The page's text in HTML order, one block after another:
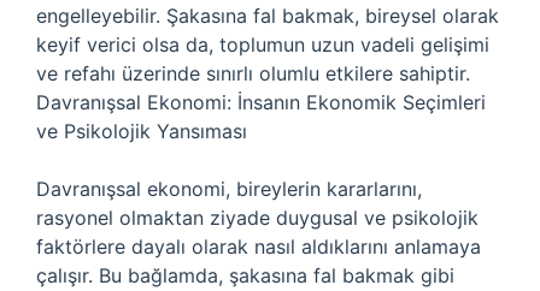
engelleyebilir. Şakasına fal bakmak, bireysel olarak
keyif verici olsa da, toplumun uzun vadeli gelişimi
ve refahı üzerinde sınırlı olumlu etkilere sahiptir.
Davranışsal Ekonomi: İnsanın Ekonomik Seçimleri
ve Psikolojik Yansıması
Davranışsal ekonomi, bireylerin kararlarını,
rasyonel olmaktan ziyade duygusal ve psikolojik
faktörlere dayalı olarak nasıl aldıklarını anlamaya
çalışır. Bu bağlamda, şakasına fal bakmak gibi